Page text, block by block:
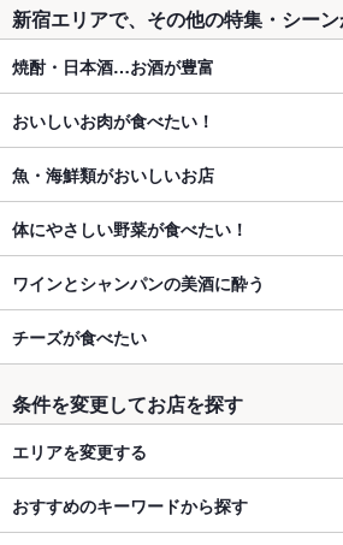
新宿エリアで、その他の特集・シー
焼酎・日本酒…お酒が豊富
おいしいお肉が食べたい！
魚・海鮮類がおいしいお店
体にやさしい野菜が食べたい！
ワインとシャンパンの美酒に酔う
チーズが食べたい
条件を変更してお店を探す
エリアを変更する
おすすめのキーワードから探す